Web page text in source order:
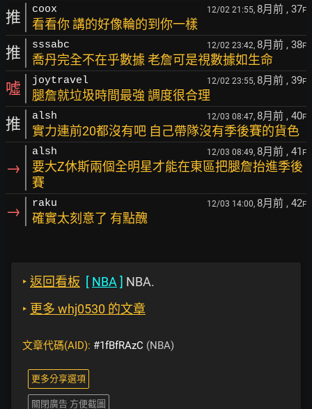
推 coox 12/02 21:55, 8月前 , 37F
看看你 講的好像輪的到你一樣
推 sssabc 12/02 23:42, 8月前 , 38F
喬丹完全不在乎數據 老詹可是視數據如生命
噓 joytravel 12/02 23:55, 8月前 , 39F
腿詹就垃圾時間最強 調度很合理
推 alsh 12/03 08:47, 8月前 , 40F
實力連前20都沒有吧 自己帶隊沒有季後賽的貨色
→
alsh 12/03 08:49, 8月前 , 41 F
要大Z休斯兩個全明星才能在東區把腿詹抬進季後
賽
→ raku 12/03 14:00, 8月前 , 42F
確實太刻意了 有點醜
‣ 返回看板 [ NBA ] NBA.
‣ 更多 whj0530 的文章
文章代碼(AID): #1fBfRAzC (NBA)
更多分享選項
關閉廣告 方便截圖